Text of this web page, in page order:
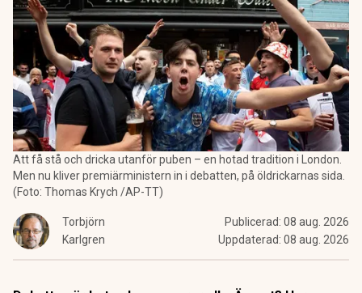
Att få stå och dricka utanför puben – en hotad tradition i London.
Men nu kliver premiärministern in i debatten, på öldrickarnas sida.
(Foto: Thomas Krych /AP-TT)
Torbjörn
Karlgren
Publicerad: 08 aug. 2026
Uppdaterad: 08 aug. 2026